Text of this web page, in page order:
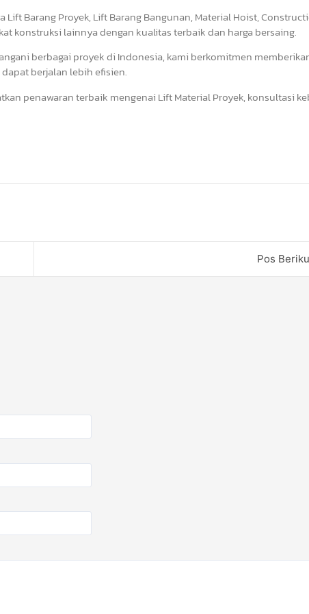
Barang Proyek, Lift Barang Bangunan, Material Hoist,
konstruksi lainnya dengan kualitas terbaik dan harga bersaing.
berbagai proyek di Indonesia, kami berkomitmen
berjalan lebih efisien.
penawaran terbaik mengenai Lift Material Proyek, konsultasi
Pos